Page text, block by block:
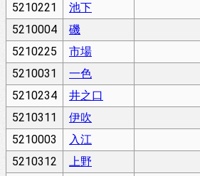
5210221
池下
5210004
磯
5210225
市場
5210031
一色
5210234
井之口
5210311
伊吹
5210003
入江
5210312
上野